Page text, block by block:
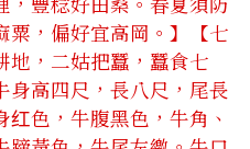
粟，偏好宜高岡。】【七
地，二姑把蠶，蠶食七
身高四尺，長八尺，尾長
色，牛腹黑色，牛角、